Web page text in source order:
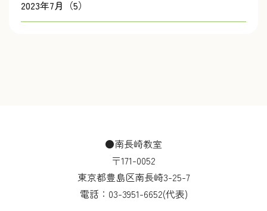
2023年7月（5）
●南長崎教室
〒171-0052
東京都豊島区南長崎3-25-7
電話： 03-3951-6652(代表)